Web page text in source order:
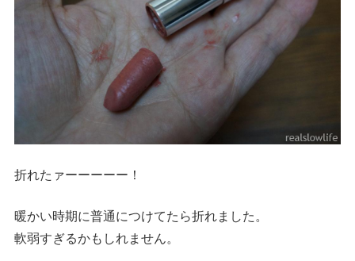
折れたァーーーーー！
暖かい時期に普通につけてたら折れました。
軟弱すぎるかもしれません。